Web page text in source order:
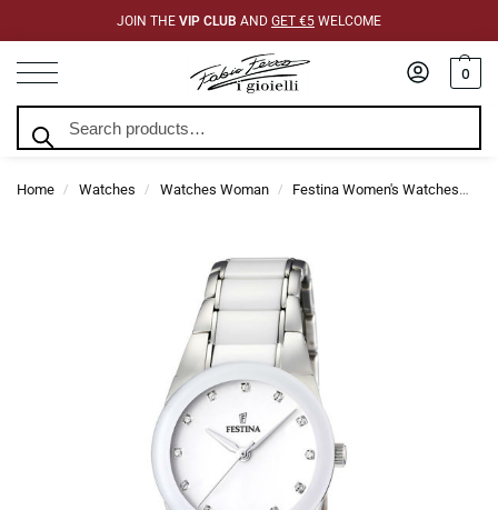
JOIN THE VIP CLUB AND GET €5 WELCOME
0
Home / Watches / Watches Woman / Festina Women's Watches